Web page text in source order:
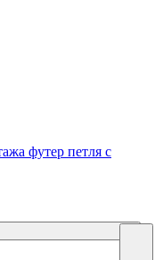
футер петля с